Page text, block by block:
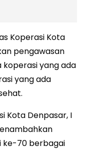
Koperasi Kota
pengawasan
yang ada
yang ada
Kota Denpasar, I
ke-70 berbagai